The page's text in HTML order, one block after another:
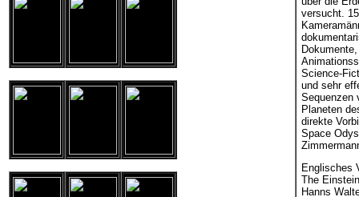
versucht.
Science-
und sehr
Sequenzen
Planeten
direkte
Space
Englisches
The
Hanns